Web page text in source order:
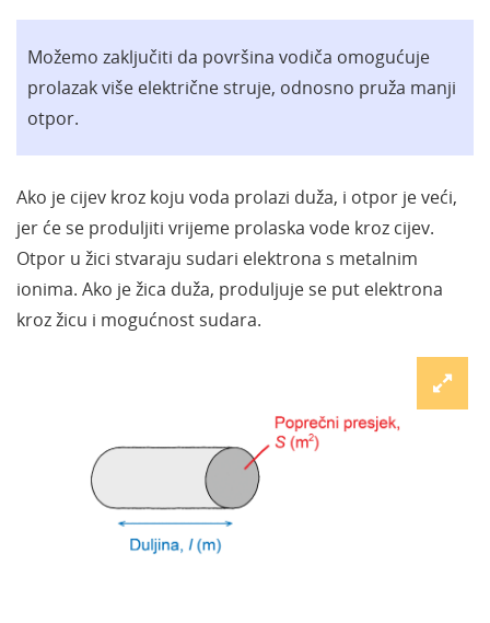
Možemo zaključiti da površina vodiča omogućuje
prolazak više električne struje, odnosno pruža manji
otpor.
Ako je cijev kroz koju voda prolazi duža, i otpor je veći,
jer će se produljiti vrijeme prolaska vode kroz cijev.
Otpor u žici stvaraju sudari elektrona s metalnim
ionima. Ako je žica duža, produljuje se put elektrona
kroz žicu i mogućnost sudara.